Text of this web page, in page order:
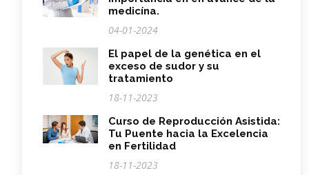
medicína.
04-01-2024
El papel de la genética en el
exceso de sudor y su
tratamiento
18-11-2023
Curso de Reproducción Asistida:
Tu Puente hacia la Excelencia
en Fertilidad
18-11-2023